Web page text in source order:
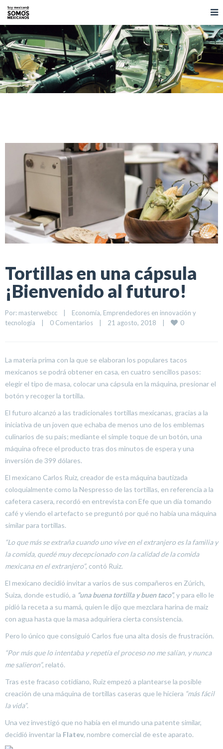
Tortillas en una cápsula
¡Bienvenido al futuro!
Por: masterwebcc | Economía, Emprendedores en innovación y
tecnología
| 0 Comentarios | 21 agosto, 2018 | 0
La materia prima con la que se elaboran los populares tacos
mexicanos se podrá obtener en casa, en cuatro sencillos pasos:
elegir el tipo de masa, colocar una cápsula en la máquina, presionar el
botón y recoger la tortilla.
El futuro alcanzó a las tradicionales tortillas mexicanas, gracias a la
iniciativa de un joven que echaba de menos uno de los emblemas
culinarios de su país; mediante el simple toque de un botón, una
máquina ofrece el producto tras dos minutos de espera y una
inversión de 399 dólares.
El mexicano Carlos Ruiz, creador de esta máquina bautizada
coloquialmente como la Nespresso de las tortillas, en referencia a la
cafetera casera, recordó en entrevista con Efe que un día tomando
café y viendo el artefacto se preguntó por qué no había una máquina
similar para tortillas.
“Lo que más se extraña cuando uno vive en el extranjero es la familia y
la comida, quedé muy decepcionado con la calidad de la comida
mexicana en el extranjero”, contó Ruiz.
El mexicano decidió invitar a varios de sus compañeros en Zúrich,
Suiza, donde estudió, a “una buena tortilla y buen taco”, y para ello le
pidió la receta a su mamá, quien le dijo que mezclara harina de maíz
con agua hasta que la masa adquiriera cierta consistencia.
Pero lo único que consiguió Carlos fue una alta dosis de frustración.
“Por más que lo intentaba y repetía el proceso no me salían, y nunca
me salieron”, relató.
Tras este fracaso cotidiano, Ruiz empezó a plantearse la posible
creación de una máquina de tortillas caseras que le hiciera “más fácil
la vida”.
Una vez investigó que no había en el mundo una patente similar,
decidió inventar la Flatev, nombre comercial de este aparato.